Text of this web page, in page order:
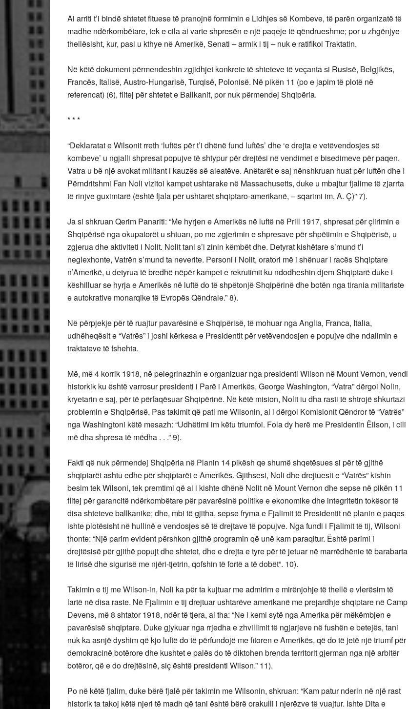
Ai arriti t’i bindë shtetet fituese të pranojnë formimin e Lidhjes së Kombeve, të parën organizatë të
madhe ndërkombëtare, tek e cila ai varte shpresën e një paqeje të qëndrueshme; por u zhgënjye
thellësisht, kur, pasi u kthye në Amerikë, Senati – armik i tij – nuk e ratifikoi Traktatin.
Në këtë dokument përmendeshin zgjidhjet konkrete të shteteve të veçanta si Rusisë, Belgjikës,
Francës, Italisë, Austro-Hungarisë, Turqisë, Polonisë. Në pikën 11 (po e japim të plotë në
referencat) (6), flitej për shtetet e Ballkanit, por nuk përmendej Shqipëria.
* * *
“Deklaratat e Wilsonit rreth ‘luftës për t’i dhënë fund luftës’ dhe ‘e drejta e vetëvendosjes së
kombeve’ u ngjalli shpresat popujve të shtypur për drejtësi në vendimet e bisedimeve për paqen.
Vatra u bë një avokat militant i kauzës së aleatëve. Anëtarët e saj nënshkruan huat për luftën dhe I
Përndritshmi Fan Noli vizitoi kampet ushtarake në Massachusetts, duke u mbajtur fjalime të zjarrta
të rinjve guximtarë (është fjala për ushtarët shqiptaro-amerikanë, – sqarimi im, A. Ç)” 7).
Ja si shkruan Qerim Panariti: “Me hyrjen e Amerikës në luftë në Prill 1917, shpresat për çlirimin e
Shqipërisë nga okupatorët u shtuan, po me zgjerimin e shpresave për shpëtimin e Shqipërisë, u
zgjerua dhe aktiviteti i Nolit. Nolit tani s’i zinin këmbët dhe. Detyrat kishëtare s’mund t’i
neglexhonte, Vatrën s’mund ta neverite. Personi i Nolit, oratori më i shënuar i racës Shqiptare
n’Amerikë, u detyrua të bredhë nëpër kampet e rekrutimit ku ndodheshin djem Shqiptarë duke i
këshilluar se hyrja e Amerikës në luftë do të shpëtonjë Shqipërinë dhe botën nga tirania militariste
e autokrative monarqike të Evropës Qëndrale.” 8).
Në përpjekje për të ruajtur pavarësinë e Shqipërisë, të mohuar nga Anglia, Franca, Italia,
udhëheqësit e “Vatrës” i joshi kërkesa e Presidentit për vetëvendosjen e popujve dhe ndalimin e
traktateve të fshehta.
Më, më 4 korrik 1918, në pelegrinazhin e organizuar nga presidenti Wilson në Mount Vernon, vendi
historkik ku është varrosur presidenti i Parë i Amerikës, George Washington, “Vatra” dërgoi Nolin,
kryetarin e saj, për të përfaqësuar Shqipërinë. Në këtë mision, Nolit iu dha rasti të shtrojë shkurtazi
problemin e Shqipërisë. Pas takimit që pati me Wilsonin, ai i dërgoi Komisionit Qëndror të “Vatrës”
nga Washingtoni këtë mesazh: “Udhëtimi im këtu triumfoi. Fola dy herë me Presidentin Ëilson, i cili
më dha shpresa të mëdha . . .” 9).
Fakti që nuk përmendej Shqipëria në Planin 14 pikësh qe shumë shqetësues si për të gjithë
shqiptarët ashtu edhe për shqiptarët e Amerikës. Gjithsesi, Noli dhe drejtuesit e “Vatrës” kishin
besim tek Wilsoni, tek premtimi që ai i kishte dhënë Nolit në Mount Vernon dhe sepse në pikën 11
flitej për garancitë ndërkombëtare për pavarësinë politike e ekonomike dhe integritetin tokësor të
disa shteteve ballkanike; dhe, mbi të gjitha, sepse fryma e Fjalimit të Presidentit në planin e paqes
ishte plotësisht në hullinë e vendosjes së të drejtave të popujve. Nga fundi i Fjalimit të tij, Wilsoni
thonte: “Një parim evident përshkon gjithë programin që unë kam paraqitur. Është parimi i
drejtësisë për gjithë popujt dhe shtetet, dhe e drejta e tyre për të jetuar në marrëdhënie të barabarta
të lirisë dhe sigurisë me njëri-tjetrin, qofshin të fortë a të dobët”. 10).
Takimin e tij me Wilson-in, Noli ka për ta kujtuar me admirim e mirënjohje të thellë e vlerësim të
lartë në disa raste. Në Fjalimin e tij drejtuar ushtarëve amerikanë me prejardhje shqiptare në Camp
Devens, më 8 shtator 1918, ndër të tjera, ai tha: “Ne i kemi sytë nga Amerika për mëkëmbjen e
pavarësisë shqiptare. Duke gjykuar nga rrjedha e zhvillimit të ngjarjeve në fushën e betejës, tani
nuk ka asnjë dyshim që kjo luftë do të përfundojë me fitoren e Amerikës, që do të jetë një triumf për
demokracinë botërore dhe kushtet e palës do të diktohen brenda territorit gjerman nga një arbitër
botëror, që e do drejtësinë, siç është presidenti Wilson.” 11).
Po në këtë fjalim, duke bërë fjalë për takimin me Wilsonin, shkruan: “Kam patur nderin në një rast
historik ta takoj këtë njeri të madh që tani është bërë orakulli i njerëzve të vuajtur. Ishte Dita e